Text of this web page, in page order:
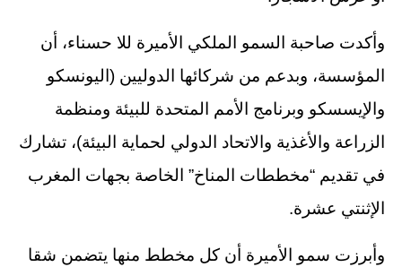
وأكدت صاحبة السمو الملكي الأميرة للا حسناء، أن
المؤسسة، وبدعم من شركائها الدوليين (اليونسكو
والإيسسكو وبرنامج الأمم المتحدة للبيئة ومنظمة
الزراعة والأغذية والاتحاد الدولي لحماية البيئة)، تشارك
في تقديم “مخططات المناخ” الخاصة بجهات المغرب
الإثنتي عشرة.
وأبرزت سمو الأميرة أن كل مخطط منها يتضمن شقا